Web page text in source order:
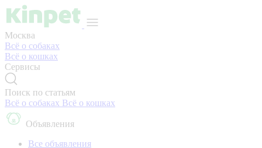
Москва
Всё о собаках
Всё о кошках
Сервисы
Поиск по статьям
Всё о собаках Всё о кошках
Объявления
Все объявления